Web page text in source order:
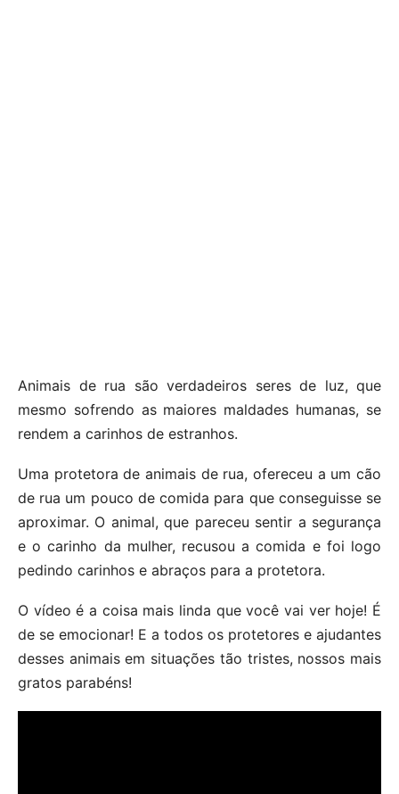
Animais de rua são verdadeiros seres de luz, que
mesmo sofrendo as maiores maldades humanas, se
rendem a carinhos de estranhos.
Uma protetora de animais de rua, ofereceu a um cão
de rua um pouco de comida para que conseguisse se
aproximar. O animal, que pareceu sentir a segurança
e o carinho da mulher, recusou a comida e foi logo
pedindo carinhos e abraços para a protetora.
O vídeo é a coisa mais linda que você vai ver hoje! É
de se emocionar! E a todos os protetores e ajudantes
desses animais em situações tão tristes, nossos mais
gratos parabéns!